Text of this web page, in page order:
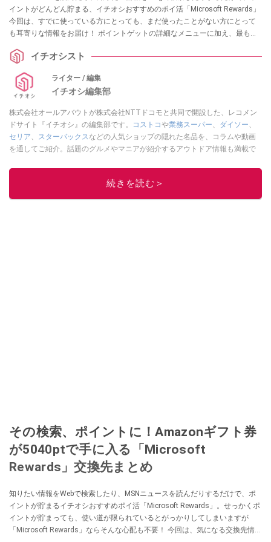
イントがどんどん貯まる、イチオシおすすめのポイ活「Microsoft Rewards」
今回は、すでに使っている方にとっても、まだ使ったことがない方にとって
も耳寄りな情報をお届け！ ポイントゲットの詳細なメニューに加え、最も簡
機会にチェックしてみてください。
イチオシスト
ライター / 編集
イチオシ編集部
株式会社オールアバウトが株式会社NTTドコモと共同で開設した、レコメン
ドサイト『イチオシ』の編集部です。
コストコや業務スーパー、 ダイソー、
セリア、 スターバックスなどの人気ショップの隠れた名品を、コラムや動画
を通してご紹介。話題のグルメやマニアが紹介するアウトドア情報も満載で
レビューしています。毎日トレンド情報をお届けしているので、ぜひ
してください！続きを読む＞
その検索、ポイントに！Amazonギフト券
が5040ptで手に入る「Microsoft
Rewards」交換先まとめ
知りたい情報をWebで検索したり、MSNニュースを読んだりするだけで、ポ
イントが貯まるイチオシおすすめポイ活「Microsoft Rewards」。せっかくポ
イントが貯まっても、使い道が限られているとがっかりしてしまいますが
「Microsoft Rewards」ならそんな心配も不要！ 今回は、気になる交換先情報